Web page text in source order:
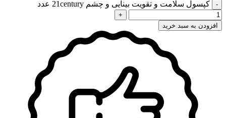
کپسول سلامت و تقویت بینایی و چشم 21century عدد
افزودن به سبد خرید